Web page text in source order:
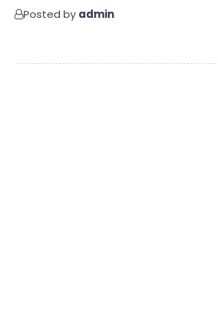
Posted by admin